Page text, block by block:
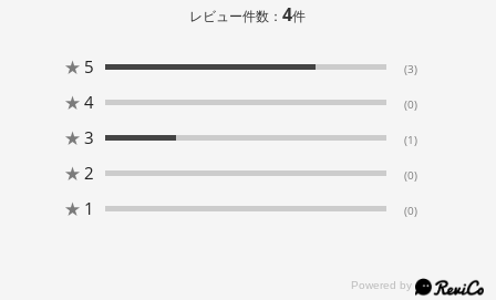
レビュー件数：4件
★ 5 (3)
★ 4 (0)
★ 3 (1)
★ 2 (0)
★ 1 (0)